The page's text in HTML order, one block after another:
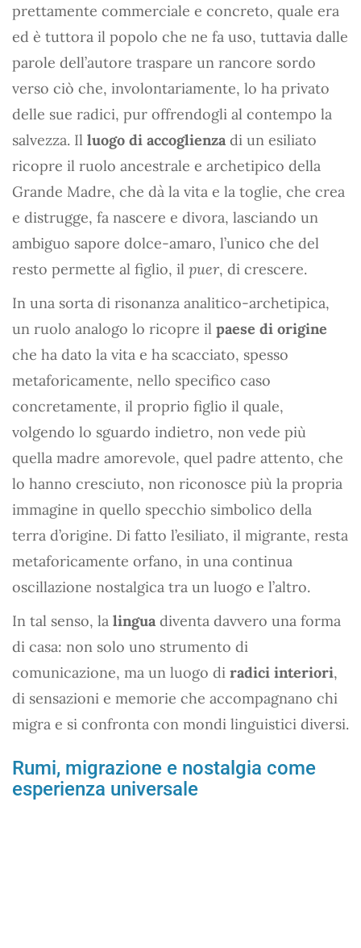
prettamente commerciale e concreto, quale era
ed è tuttora il popolo che ne fa uso, tuttavia dalle
parole dell’autore traspare un rancore sordo
verso ciò che, involontariamente, lo ha privato
delle sue radici, pur offrendogli al contempo la
salvezza. Il luogo di accoglienza di un esiliato
ricopre il ruolo ancestrale e archetipico della
Grande Madre, che dà la vita e la toglie, che crea
e distrugge, fa nascere e divora, lasciando un
ambiguo sapore dolce-amaro, l’unico che del
resto permette al figlio, il puer, di crescere.
In una sorta di risonanza analitico-archetipica,
un ruolo analogo lo ricopre il paese di origine
che ha dato la vita e ha scacciato, spesso
metaforicamente, nello specifico caso
concretamente, il proprio figlio il quale,
volgendo lo sguardo indietro, non vede più
quella madre amorevole, quel padre attento, che
lo hanno cresciuto, non riconosce più la propria
immagine in quello specchio simbolico della
terra d’origine. Di fatto l’esiliato, il migrante, resta
metaforicamente orfano, in una continua
oscillazione nostalgica tra un luogo e l’altro.
In tal senso, la lingua diventa davvero una forma
di casa: non solo uno strumento di
comunicazione, ma un luogo di radici interiori,
di sensazioni e memorie che accompagnano chi
migra e si confronta con mondi linguistici diversi.
Rumi, migrazione e nostalgia come
esperienza universale